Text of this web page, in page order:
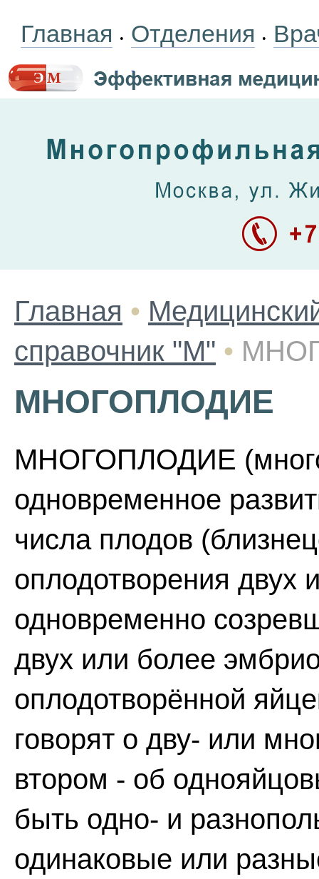
Главная • Отделения •
Главная •
справочник "М" •
МНОГОПЛОДИЕ
МНОГОПЛОДИЕ
одновременное
числа плодов
оплодотворения двух
одновременно
двух или более
оплодотворённой
говорят о дву- или
втором - об
быть одно- и
одинаковые или